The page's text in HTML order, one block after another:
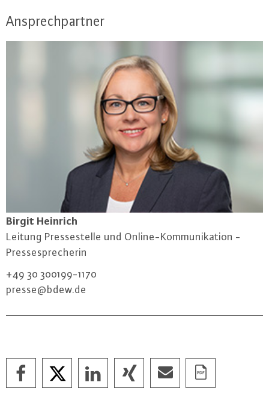
Ansprechpartner
Birgit Heinrich
Leitung Pres­se­stel­le und On­line-Kom­mu­ni­ka­ti­on -
Pres­se­spre­che­rin
+49 30 300199-1170
presse@​bdew.​de